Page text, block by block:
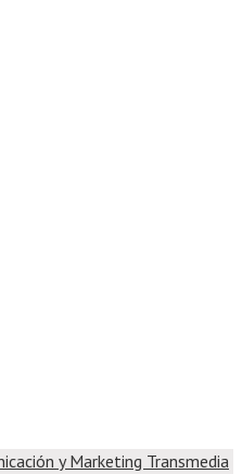
y Marketing Transmedia